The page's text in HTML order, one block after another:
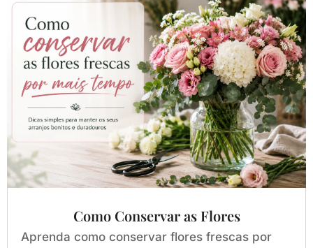
Como Conservar as Flores
Aprenda como conservar flores frescas por